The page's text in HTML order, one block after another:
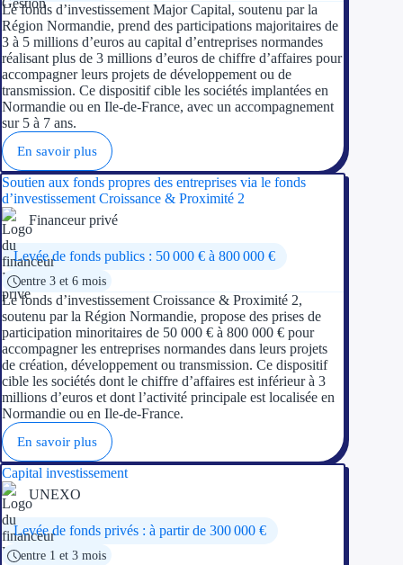
Le fonds d’investissement Major Capital, soutenu par la
Région Normandie, prend des participations majoritaires de
3 à 5 millions d’euros au capital d’entreprises normandes
réalisant plus de 3 millions d’euros de chiffre d’affaires pour
accompagner leurs projets de développement ou de
transmission. Ce dispositif cible les sociétés implantées en
Normandie ou en Ile-de-France, avec un accompagnement
sur 5 à 7 ans.
En savoir plus
Soutien aux fonds propres des entreprises via le fonds
d’investissement Croissance & Proximité 2
Financeur privé
Levée de fonds publics : 50 000 € à 800 000 €
entre 3 et 6 mois
Le fonds d’investissement Croissance & Proximité 2,
soutenu par la Région Normandie, propose des prises de
participation minoritaires de 50 000 € à 800 000 € pour
accompagner les entreprises normandes dans leurs projets
de création, développement ou transmission. Ce dispositif
cible les sociétés dont le chiffre d’affaires est inférieur à 3
millions d’euros et dont l’activité principale est localisée en
Normandie ou en Ile-de-France.
En savoir plus
Capital investissement
UNEXO
Levée de fonds privés : à partir de 300 000 €
entre 1 et 3 mois